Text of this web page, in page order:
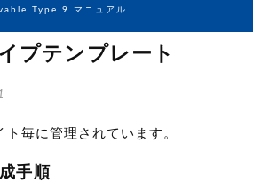
Type 9 マニュアル
プテンプレート
毎に管理されています。
手順